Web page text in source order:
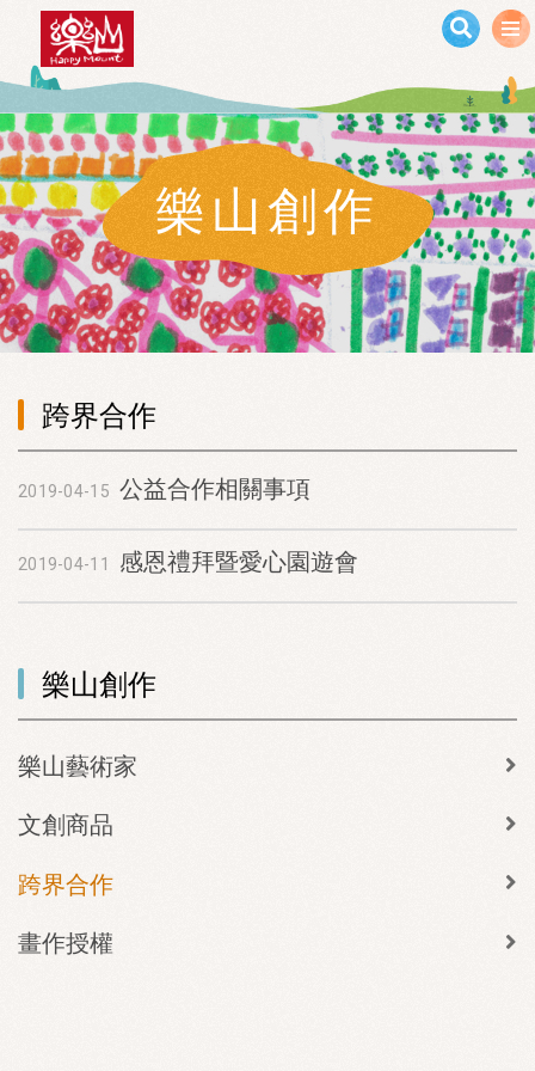
移至主內容
樂山創作
跨界合作
2019-04-15 公益合作相關事項
2019-04-11 感恩禮拜暨愛心園遊會
樂山創作
樂山藝術家
文創商品
跨界合作
畫作授權